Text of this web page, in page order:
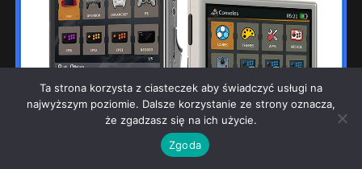
Ta strona korzysta z ciasteczek aby świadczyć usługi na
najwyższym poziomie. Dalsze korzystanie ze strony oznacza,
że zgadzasz się na ich użycie.
Zgoda